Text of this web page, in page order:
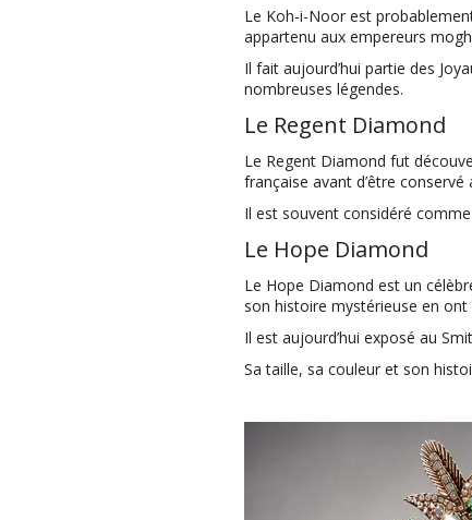
Le Koh-i-Noor est
appartenu aux empereurs
Il fait aujourd’hui partie des
nombreuses légendes.
Le Regent Diamond
Le Regent Diamond fut
française avant d’être
Il est souvent considéré
Le Hope Diamond
Le Hope Diamond est un
son histoire mystérieuse en ont
Il est aujourd’hui exposé au
Sa taille, sa couleur et son